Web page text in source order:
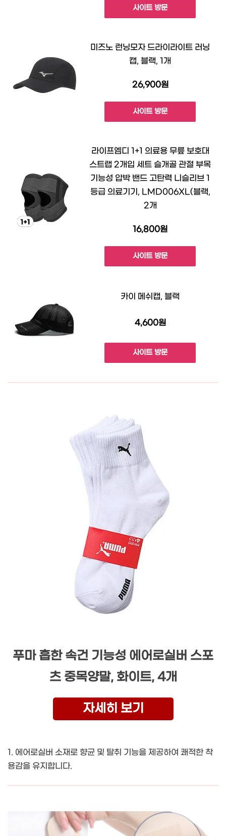
사이트 방문
미즈노 런닝모자 드라이라이트 러닝
캡, 블랙, 1개
26,900원
사이트 방문
라이프엠디 1+1 의료용 무릎 보호대
스트랩 2개입 세트 슬개골 관절 부목
기능성 압박 밴드 고탄력 니슬리브 1
등급 의료기기, LMD006XL(블랙,
2개
16,800원
사이트 방문
카이 메쉬캡, 블랙
4,600원
사이트 방문
푸마 흡한 속건 기능성 에어로실버 스포
츠 중목양말, 화이트, 4개
자세히 보기
1. 에어로실버 소재로 향균 및 탈취 기능을 제공하여 쾌적한 착
용감을 유지합니다.